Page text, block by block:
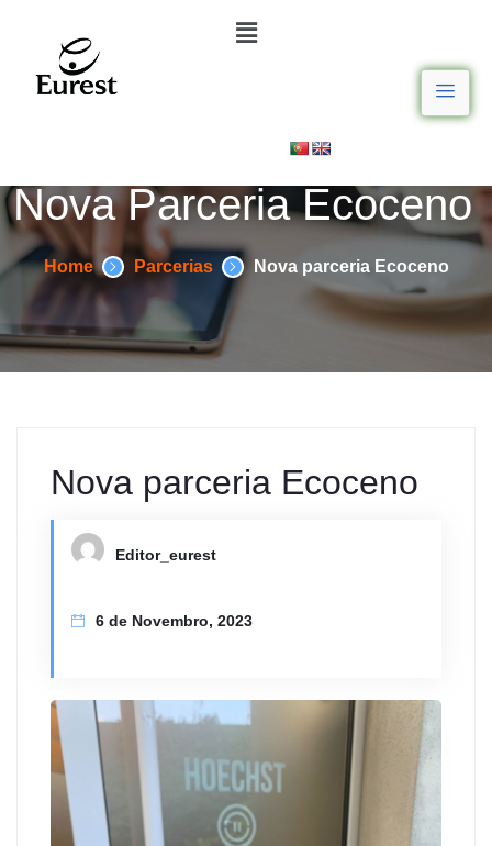
Nova Parceria Ecoceno
Home Parcerias Nova parceria Ecoceno
Nova parceria Ecoceno
Editor_eurest
6 de Novembro, 2023